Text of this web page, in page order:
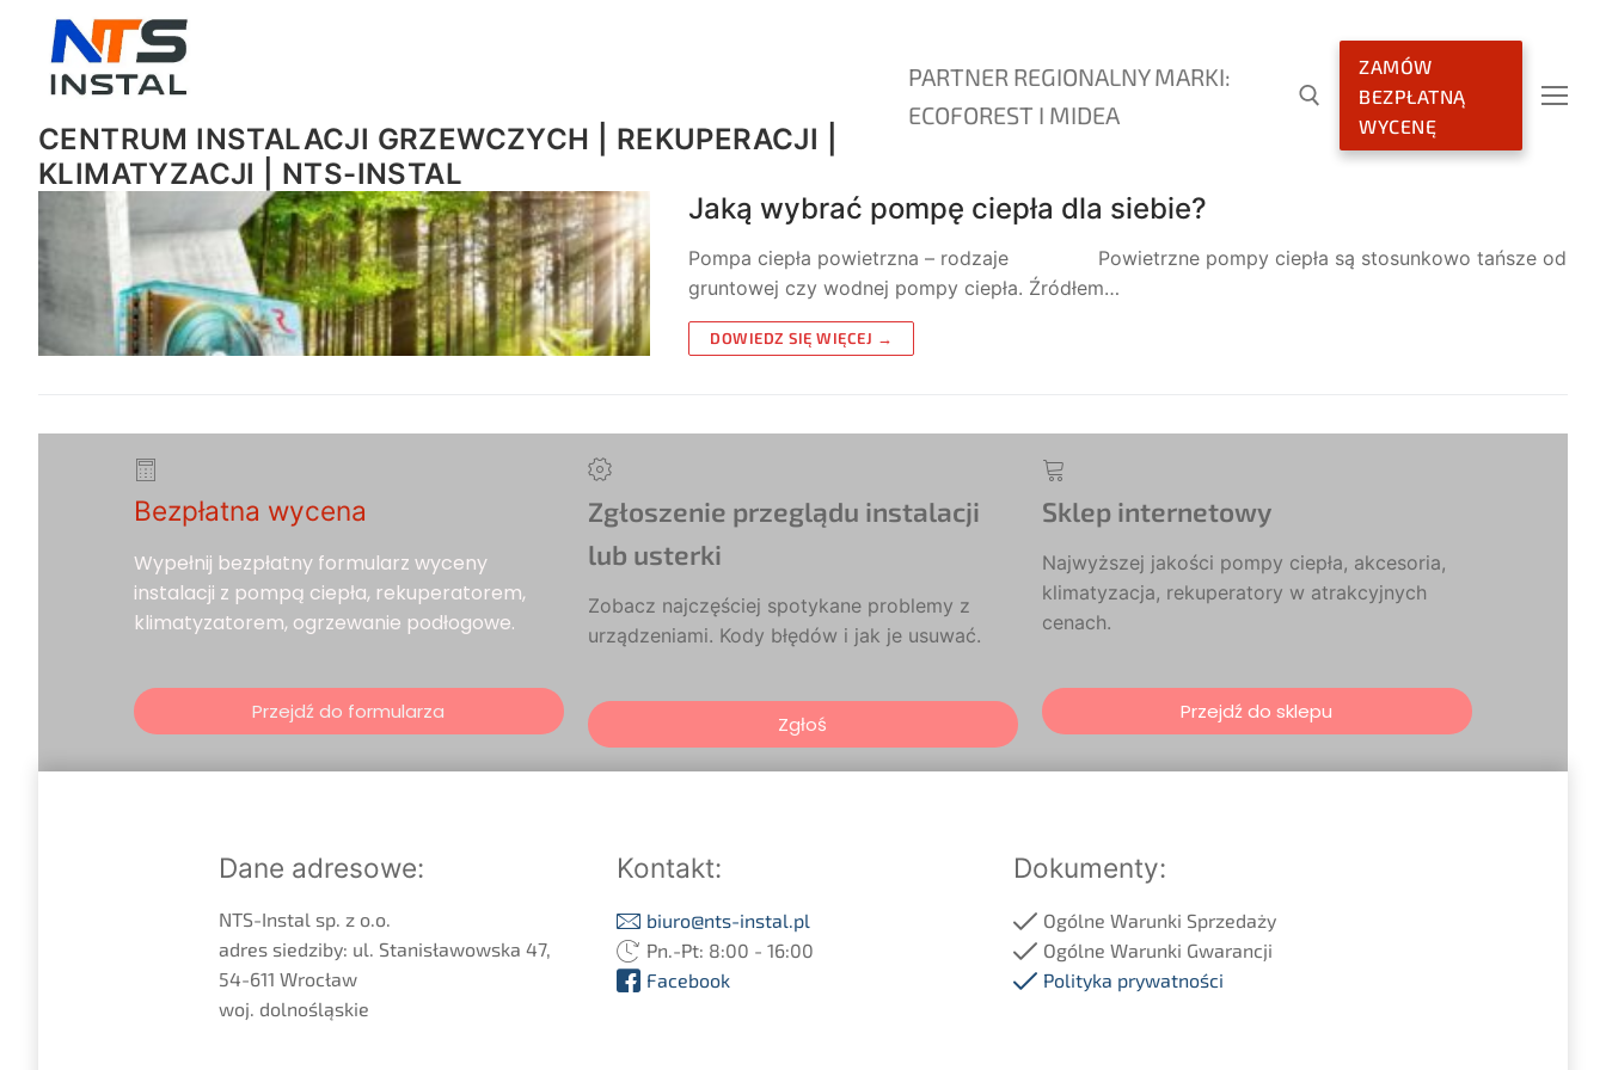
CENTRUM INSTALACJI GRZEWCZYCH | REKUPERACJI |
KLIMATYZACJI | NTS-INSTAL
PARTNER REGIONALNY MARKI:
ECOFOREST I MIDEA
ZAMÓW
BEZPŁATNĄ
WYCENĘ
Jaką wybrać pompę ciepła dla siebie?
Pompa ciepła powietrzna – rodzaje Powietrzne pompy ciepła są stosunkowo tańsze od
gruntowej czy wodnej pompy ciepła. Źródłem…
DOWIEDZ SIĘ WIĘCEJ →
Bezpłatna wycena
Wypełnij bezpłatny formularz wyceny
instalacji z pompą ciepła, rekuperatorem,
klimatyzatorem, ogrzewanie podłogowe.
Przejdź do formularza
Zgłoszenie przeglądu instalacji
lub usterki
Zobacz najczęściej spotykane problemy z
urządzeniami. Kody błędów i jak je usuwać.
Zgłoś
Sklep internetowy
Najwyższej jakości pompy ciepła, akcesoria,
klimatyzacja, rekuperatory w atrakcyjnych
cenach.
Przejdź do sklepu
Dane adresowe:
NTS-Instal sp. z o.o.
adres siedziby: ul. Stanisławowska 47,
54-611 Wrocław
woj. dolnośląskie
Kontakt:
biuro@nts-instal.pl
Pn.-Pt: 8:00 - 16:00
Facebook
Dokumenty:
Ogólne Warunki Sprzedaży
Ogólne Warunki Gwarancji
Polityka prywatności